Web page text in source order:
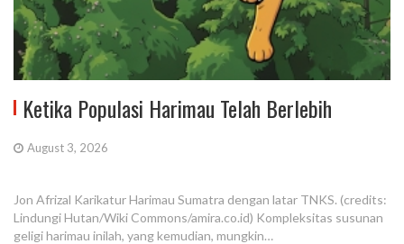
Ketika Populasi Harimau Telah Berlebih
August 3, 2026
Jon Afrizal Karikatur Harimau Sumatra dengan latar TNKS. (credits:
Lindungi Hutan/Wiki Commons/amira.co.id) Kompleksitas susunan
geligi harimau inilah, yang kemudian, mungkin…